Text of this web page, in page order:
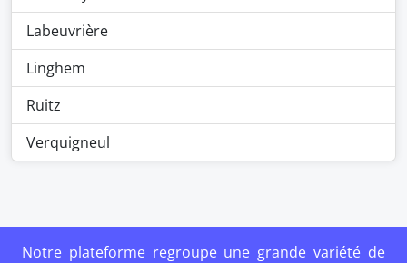
Labeuvrière
Linghem
Ruitz
Verquigneul
Notre plateforme regroupe une grande variété de